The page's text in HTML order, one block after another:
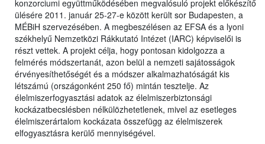
konzorciumi együttműködésében megvalósuló projekt előkészítő
ülésére 2011. január 25-27-e között került sor Budapesten, a
MÉBiH szervezésében. A megbeszélésen az EFSA és a lyoni
székhelyű Nemzetközi Rákkutató Intézet (IARC) képviselői is
részt vettek. A projekt célja, hogy pontosan kidolgozza a
felmérés módszertanát, azon belül a nemzeti sajátosságok
érvényesíthetőségét és a módszer alkalmazhatóságát kis
létszámú (országonként 250 fő) mintán tesztelje. Az
élelmiszerfogyasztási adatok az élelmiszerbiztonsági
kockázatbecslésben nélkülözhetetlenek, mivel az esetleges
élelmiszerártalom kockázata összefügg az élelmiszerek
elfogyasztásra kerülő mennyiségével.